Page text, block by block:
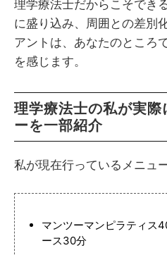
理学療法士だからこそでき
に盛り込み、周囲との差別
アントは、あなたのところ
を感じます。
理学療法士の私が実際
ーを一部紹介
私が現在行っているメニュ
マンツーマンピラティス
ース30分